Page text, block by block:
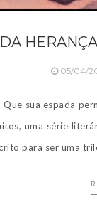
05/04/
Que sua espada
uma série
para ser uma